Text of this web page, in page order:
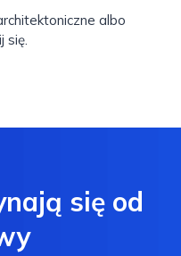
albo
się.
się od